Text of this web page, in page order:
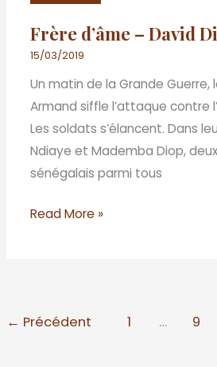
Frère d’âme – David
15/03/2019
Un matin de la Grande Guerre,
Armand siffle l’attaque contre
Les soldats s’élancent. Dans
Ndiaye et Mademba Diop,
sénégalais parmi tous
Diop
Read More »
← Précédent 1 … 9